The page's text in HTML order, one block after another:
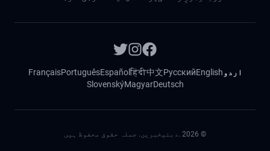
اردو English
Русский
中文
हिंदी
Español
Português
Français
Deutsch
Magyar
Slovenský
©
2026 .دبئیخبریں. جملہ حقوق محفوظ ہیں